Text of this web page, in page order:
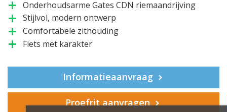
add Onderhoudsarme Gates CDN riemaandrijving
add Stijlvol, modern ontwerp
add Comfortabele zithouding
add Fiets met karakter
Informatieaanvraag
Proefrit aanvragen